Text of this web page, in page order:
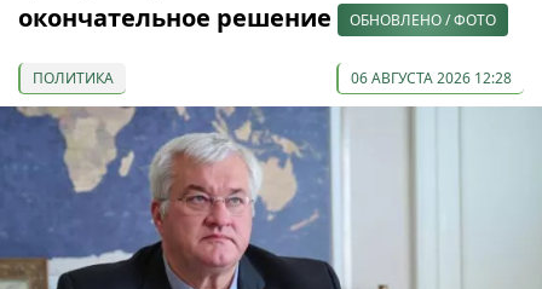
окончательное решение
ОБНОВЛЕНО / ФОТО
ПОЛИТИКА 06 АВГУСТА 2026 12:28